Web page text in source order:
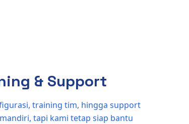
& Support
training tim, hingga support
tapi kami tetap siap bantu